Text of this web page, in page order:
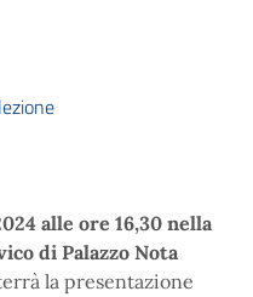
alle ore 16,30 nella
di Palazzo Nota
la presentazione